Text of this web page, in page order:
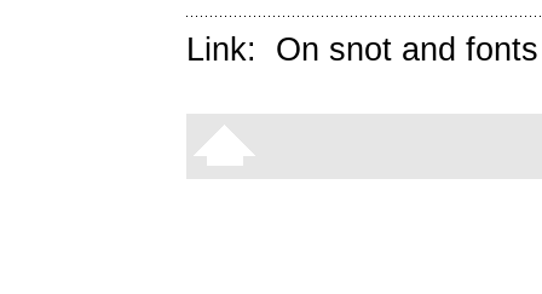
Link: On snot and fonts